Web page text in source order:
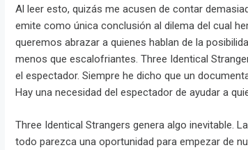
Al leer esto, quizás me acusen de contar
emite como única conclusión al dilema del cual
queremos abrazar a quienes hablan de la
menos que escalofriantes. Three Identical
el espectador. Siempre he dicho que un
Hay una necesidad del espectador de ayudar a
Three Identical Strangers genera algo inevitable.
todo parezca una oportunidad para empezar de